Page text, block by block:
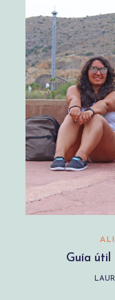
Guía útil